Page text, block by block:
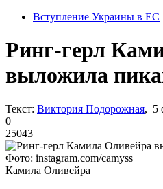
Вступление Украины в ЕС
Ринг-герл
выложила
Текст: Виктория Подорожная, 5
0
25043
Фото: instagram.com/camyss
Камила Оливейра